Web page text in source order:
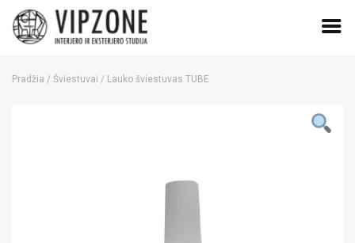
Pradžia / Šviestuvai / Lauko šviestuvas TUBE